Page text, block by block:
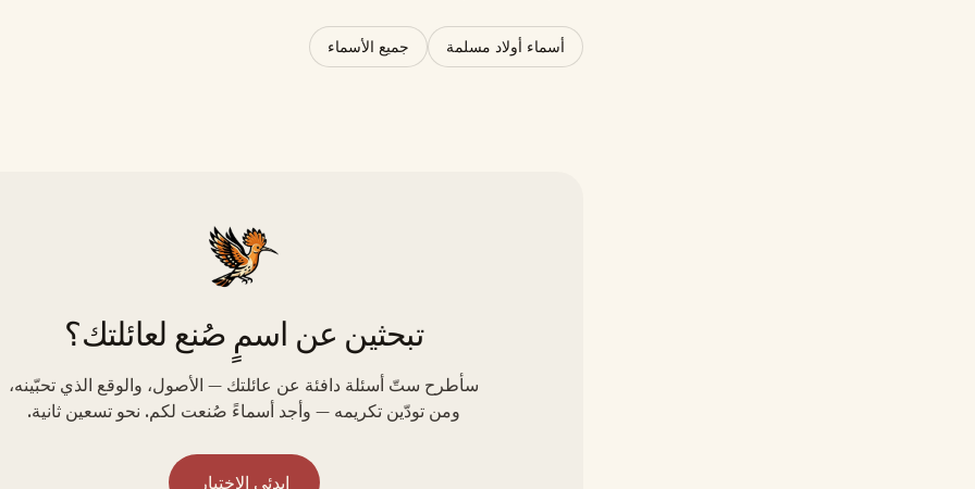
أسماء أولاد مسلمة جميع الأسماء
تبحثين عن اسمٍ صُنع لعائلتك؟
سأطرح ستّ أسئلة دافئة عن عائلتك — الأصول، والوقع الذي تحبّينه،
ومن تودّين تكريمه — وأجد أسماءً صُنعت لكم. نحو تسعين ثانية.
ابدئي الاختبار